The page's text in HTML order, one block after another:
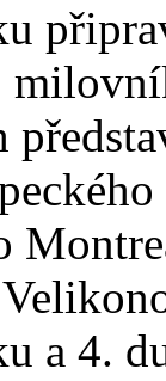
a 4.